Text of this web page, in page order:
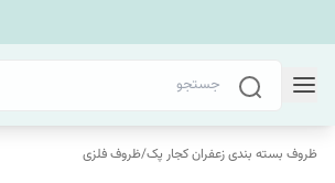
ظروف بسته بندی زعفران کجار پک/ظروف فلزی